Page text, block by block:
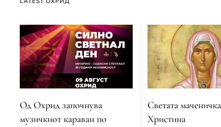
Од Охрид започнува
музичкиот караван по
Светата маченичка
Христина